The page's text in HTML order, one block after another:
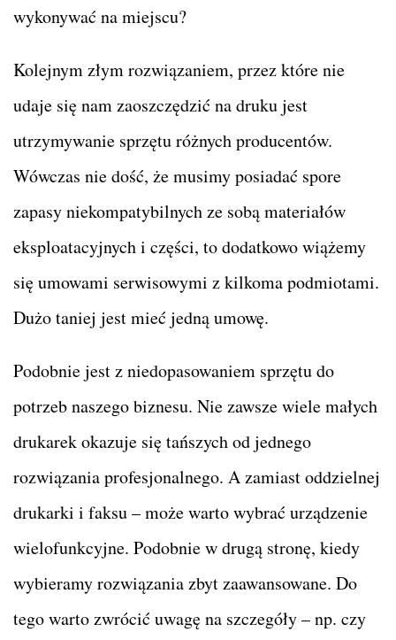
wykonywać na miejscu?
Kolejnym złym rozwiązaniem, przez które nie
udaje się nam zaoszczędzić na druku jest
utrzymywanie sprzętu różnych producentów.
Wówczas nie dość, że musimy posiadać spore
zapasy niekompatybilnych ze sobą materiałów
eksploatacyjnych i części, to dodatkowo wiążemy
się umowami serwisowymi z kilkoma podmiotami.
Dużo taniej jest mieć jedną umowę.
Podobnie jest z niedopasowaniem sprzętu do
potrzeb naszego biznesu. Nie zawsze wiele małych
drukarek okazuje się tańszych od jednego
rozwiązania profesjonalnego. A zamiast oddzielnej
drukarki i faksu – może warto wybrać urządzenie
wielofunkcyjne. Podobnie w drugą stronę, kiedy
wybieramy rozwiązania zbyt zaawansowane. Do
tego warto zwrócić uwagę na szczegóły – np. czy